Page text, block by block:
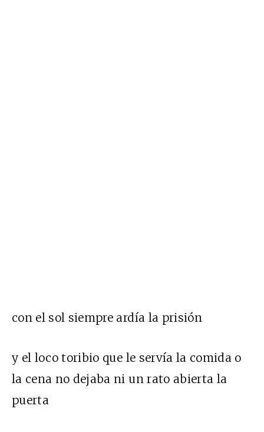
con el sol siempre ardía la prisión
y el loco toribio que le servía la comida o
la cena no dejaba ni un rato abierta la
puerta